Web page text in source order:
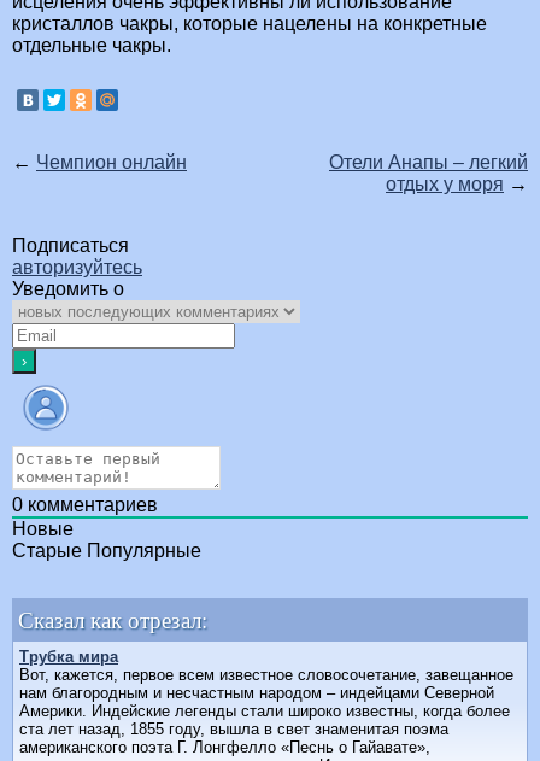
кристаллов чакры, которые нацелены на конкретные
отдельные чакры.
← Чемпион онлайн
Отели Анапы – легкий
отдых у моря →
Подписаться
авторизуйтесь
Уведомить о
0 комментариев
Новые
Старые Популярные
Сказал как отрезал:
Трубка мира
Вот, кажется, первое всем известное словосочетание, завещанное
нам благородным и несчастным народом – индейцами Северной
Америки. Индейские легенды стали широко известны, когда более
ста лет назад, 1855 году, вышла в свет знаменитая поэма
американского поэта Г. Лонгфелло «Песнь о Гайавате»,